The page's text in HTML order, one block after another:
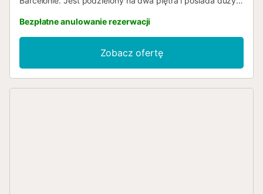
obszar z ogrodem i basenem otwartym przez cały rok. Na
parterze znajduje się wyposażona kuchnia, jadalnia i salon,
a na piętrze trzy sypialnie, jedna z podwójnym łóżkiem i
toaletą oraz dwie z dwoma pojedynczymi łóżkami, a także
w pełni wyposażona łazienka. Posiada ekspres do kawy
Bezpłatne anulowanie rezerwacji
Zobacz ofertę